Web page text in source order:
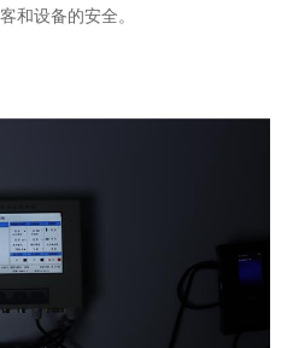
和设备的安全。